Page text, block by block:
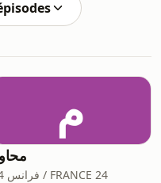
couru,
de gens
vidéo, je vous
qui ont
douleur qui
pistes,م
فرانس 24 / FRANCE 24